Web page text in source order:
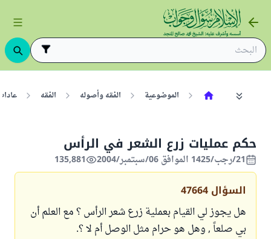
الموضوعية الفقه وأصوله الفقه
حكم عمليات زرع الشعر في الرأس
21/رجب/1425 الموافق 06/سبتمبر/2004 135,881
السؤال 47664
هل يجوز لي القيام بعملية زرع شعر الرأس ؟ مع العلم أن
بي صلعاً , وهل هو حرام مثل الوصل أم لا ؟.